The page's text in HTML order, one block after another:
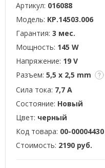
Артикул: 016088
Модель: KP.14503.006
Гарантия: 3 мес.
Мощность: 145 W
Напряжение: 19 V
Разъем: 5,5 x 2,5 mm
Сила тока: 7,7 А
Состояние: Новый
Цвет: черный
Код товара: 00-00004430
Стоимость: 2190 руб.